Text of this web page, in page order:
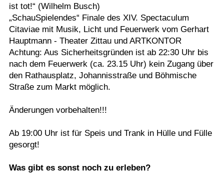
ist tot!“ (Wilhelm Busch)
„SchauSpielendes“ Finale des XIV. Spectaculum
Citaviae mit Musik, Licht und Feuerwerk vom Gerhart
Hauptmann - Theater Zittau und ARTKONTOR
Achtung: Aus Sicherheitsgründen ist ab 22:30 Uhr bis
nach dem Feuerwerk (ca. 23.15 Uhr) kein Zugang über
den Rathausplatz, Johannisstraße und Böhmische
Straße zum Markt möglich.
Änderungen vorbehalten!!!
Ab 19:00 Uhr ist für Speis und Trank in Hülle und Fülle
gesorgt!
Was gibt es sonst noch zu erleben?